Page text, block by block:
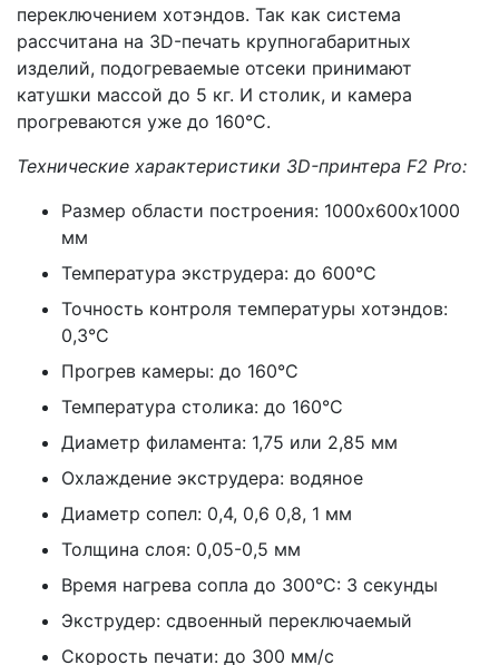
переключением хотэндов. Так как система
рассчитана на 3D-печать крупногабаритных
изделий, подогреваемые отсеки принимают
катушки массой до 5 кг. И столик, и камера
прогреваются уже до 160°С.
Технические характеристики 3D-принтера F2 Pro:
Размер области построения: 1000х600х1000
мм
Температура экструдера: до 600°С
Точность контроля температуры хотэндов:
0,3°C
Прогрев камеры: до 160°С
Температура столика: до 160°С
Диаметр филамента: 1,75 или 2,85 мм
Охлаждение экструдера: водяное
Диаметр сопел: 0,4, 0,6 0,8, 1 мм
Толщина слоя: 0,05-0,5 мм
Время нагрева сопла до 300°С: 3 секунды
Экструдер: сдвоенный переключаемый
Скорость печати: до 300 мм/c